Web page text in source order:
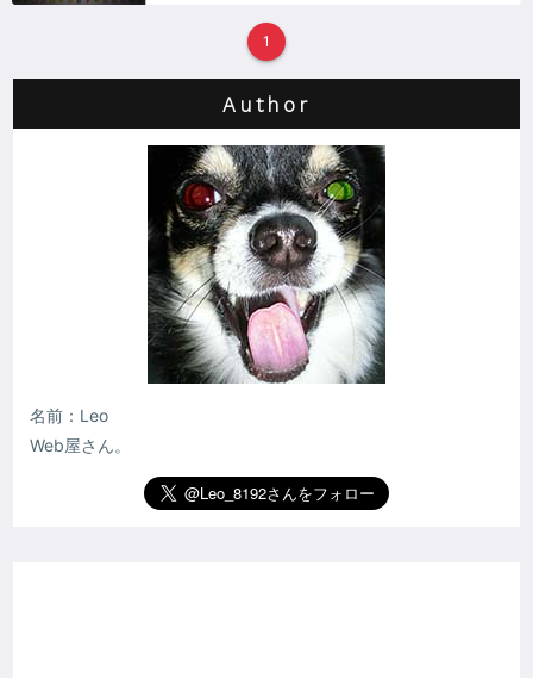
1
Author
名前：Leo
Web屋さん。